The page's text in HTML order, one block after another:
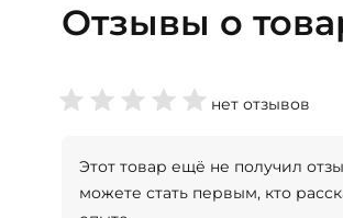
Отзывы о
нет отзывов
Этот товар ещё не получил
можете стать первым, кто